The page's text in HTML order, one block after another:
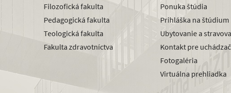
Filozofická fakulta
Pedagogická fakulta
Teologická fakulta
Fakulta zdravotníctva
Ponuka štúdia
Prihláška na štúdium
Ubytovanie a
Kontakt pre
Fotogaléria
Virtuálna prehliadka